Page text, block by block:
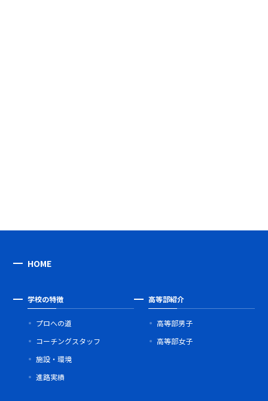
HOME
学校の特徴
プロへの道
コーチングスタッフ
施設・環境
進路実績
高等部紹介
高等部男子
高等部女子